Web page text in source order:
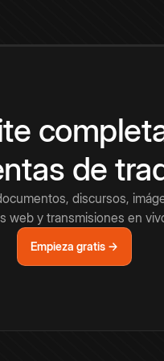
de
discursos,
web y transmisiones en
Empieza gratis →